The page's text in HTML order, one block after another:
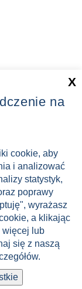
🛸
na
cookie, aby
i analizować
statystyk,
poprawy
wyrażasz
a klikając
więcej lub
się z naszą
X